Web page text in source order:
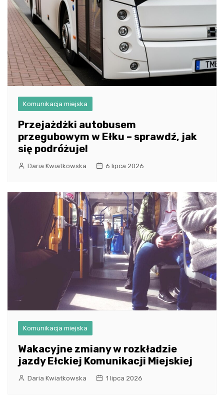
Komunikacja miejska
Przejażdżki autobusem
przegubowym w Ełku – sprawdź, jak
się podróżuje!
Daria Kwiatkowska 6 lipca 2026
Komunikacja miejska
Wakacyjne zmiany w rozkładzie
jazdy Ełckiej Komunikacji Miejskiej
Daria Kwiatkowska 1 lipca 2026